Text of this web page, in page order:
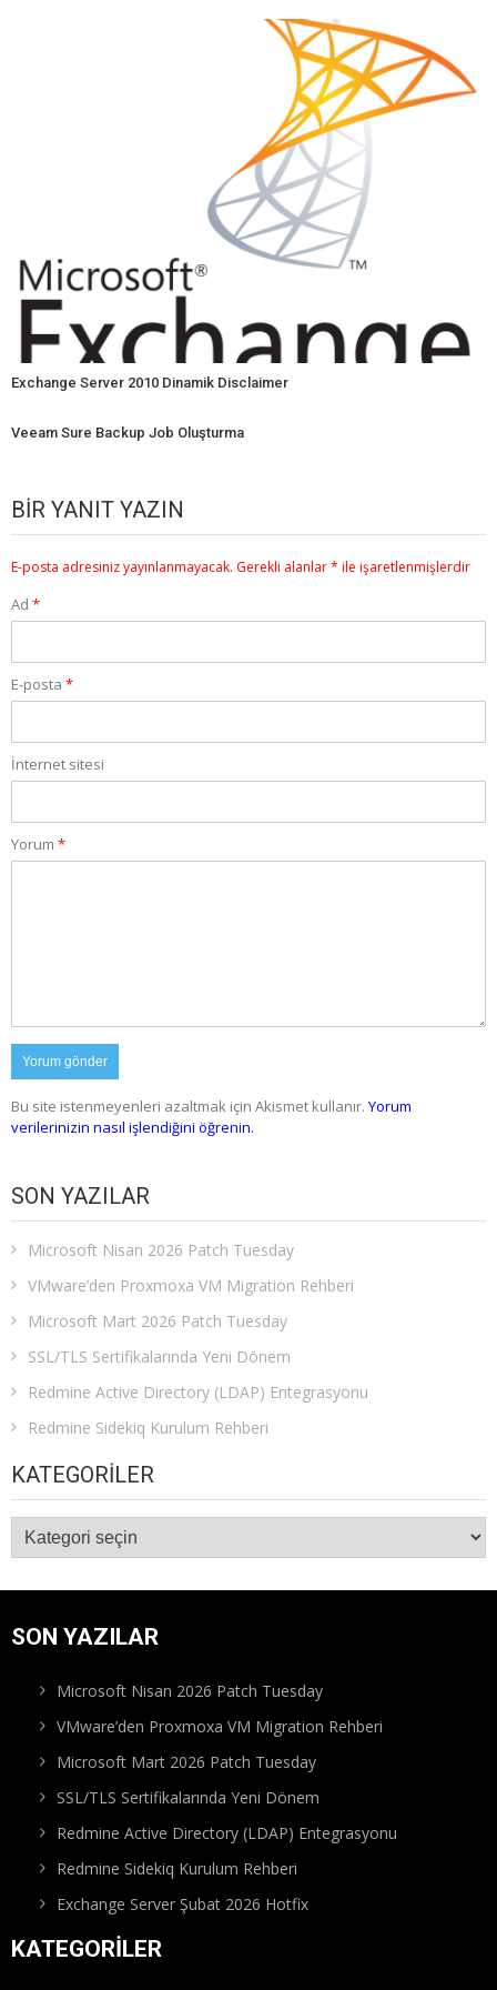
Exchange Server 2010 Dinamik Disclaimer
Veeam Sure Backup Job Oluşturma
BIR YANIT YAZIN
E-posta adresiniz yayınlanmayacak. Gerekli alanlar* ile işaretlenmişlerdir
Ad *
E-posta *
İnternet sitesi
Yorum *
Bu site istenmeyenleri azaltmak için Akismet kullanır. Yorum
verilerinizin nasıl işlendiğini öğrenin.
SON YAZILAR
Microsoft Nisan 2026 Patch Tuesday
VMware’den Proxmoxa VM Migration Rehberi
Microsoft Mart 2026 Patch Tuesday
SSL/TLS Sertifikalarında Yeni Dönem
Redmine Active Directory (LDAP) Entegrasyonu
Redmine Sidekiq Kurulum Rehberi
KATEGORILER
Kategoriler
SON YAZILAR
Microsoft Nisan 2026 Patch Tuesday
VMware’den Proxmoxa VM Migration Rehberi
Microsoft Mart 2026 Patch Tuesday
SSL/TLS Sertifikalarında Yeni Dönem
Redmine Active Directory (LDAP) Entegrasyonu
Redmine Sidekiq Kurulum Rehberi
Exchange Server Şubat 2026 Hotfix
KATEGORILER